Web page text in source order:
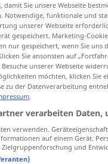
bieder
damit Sie unsere Webseite
Notwendige, funktionale und
unserer Webseite
gespeichert. Marketing-
nur gespeichert, wenn Sie uns
Sie ansonsten auf
unserer Webseite
möchten, klicken Sie
zu der Datenverarbeitung
.
verarbeiten Daten,
verwenden.
auf einem Gerät.
und